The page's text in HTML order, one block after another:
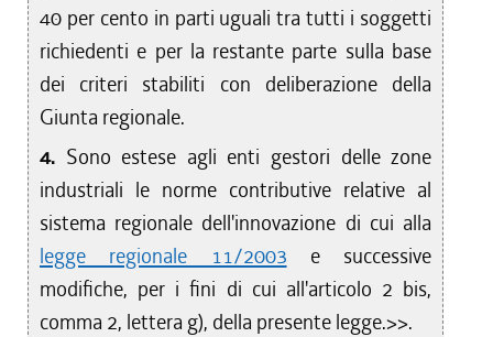
40 per cento in parti uguali tra tutti i soggetti
richiedenti e per la restante parte sulla base
dei criteri stabiliti con deliberazione della
Giunta regionale.
4. Sono estese agli enti gestori delle zone
industriali le norme contributive relative al
sistema regionale dell'innovazione di cui alla
legge regionale 11/2003 e successive
modifiche, per i fini di cui all'articolo 2 bis,
comma 2, lettera g), della presente legge.>>.